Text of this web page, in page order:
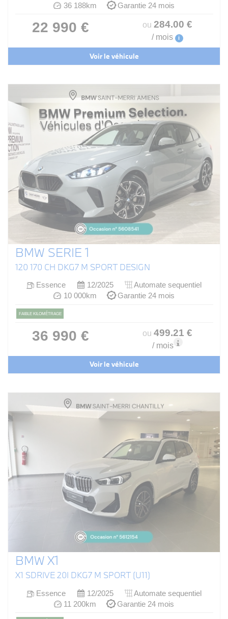
36 188km
Garantie 24 mois
22 990 € ou 284.00 €
/ mois i
Voir le véhicule
BMW SERIE 1
120 170 CH DKG7 M SPORT DESIGN
Essence 12/2025
Automate sequentiel
10 000km
Garantie 24 mois
FAIBLE KILOMÉTRAGE
36 990 € ou 499.21 €
/ mois
Voir le véhicule
BMW X1
X1 SDRIVE 20I DKG7 M SPORT (U11)
Essence 12/2025
Automate sequentiel
11 200km
Garantie 24 mois